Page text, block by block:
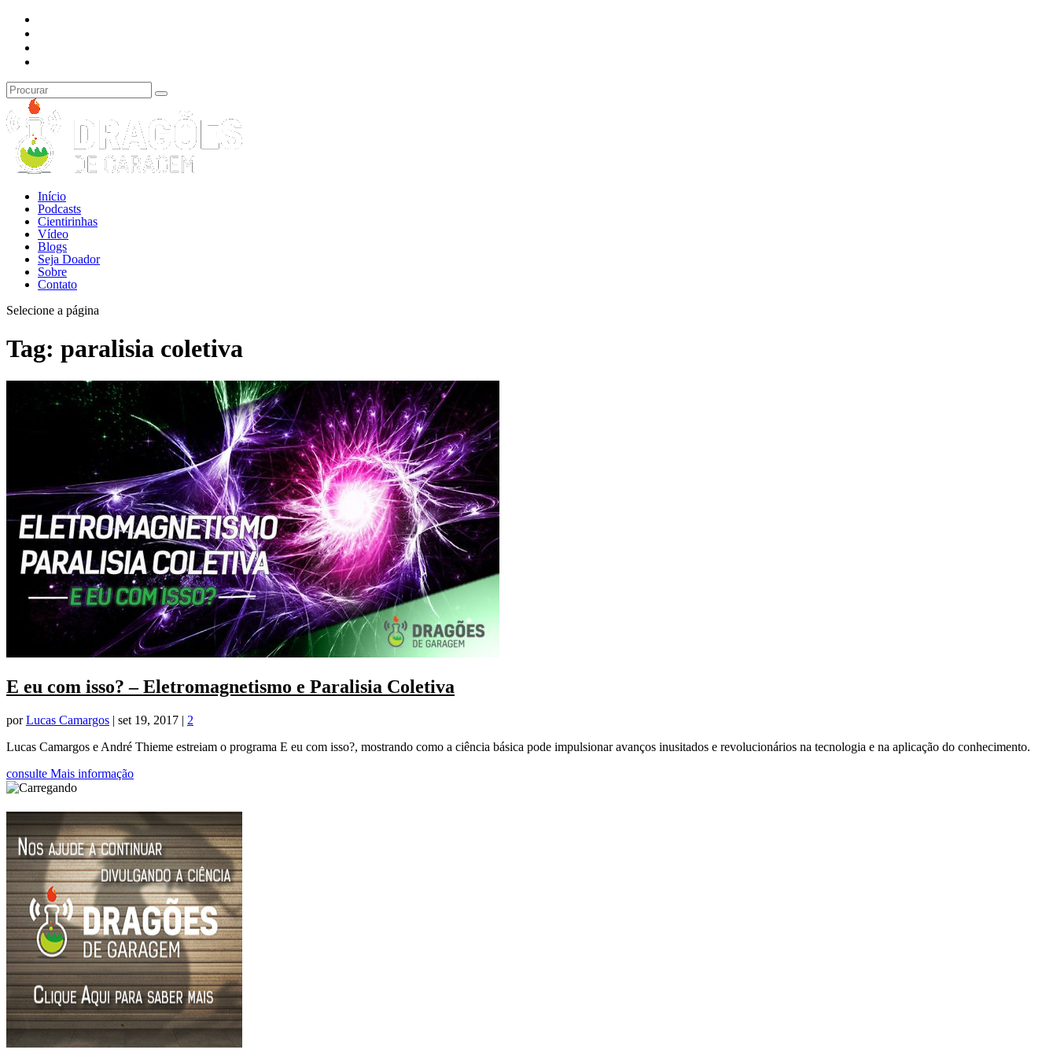
Início
Podcasts
Cientirinhas
Vídeo
Blogs
Seja Doador
Sobre
Contato
Selecione a página
Tag: paralisia coletiva
E eu com isso? – Eletromagnetismo e Paralisia Coletiva
porLucas Camargos | set 19, 2017 | 2
Lucas Camargos e André Thieme estreiam o programa E eu com isso?, mostrando como a ciência básica pode impulsionar avanços inusitados e revolucionários na tecnologia e na aplicação do conhecimento.
consulte Mais informação